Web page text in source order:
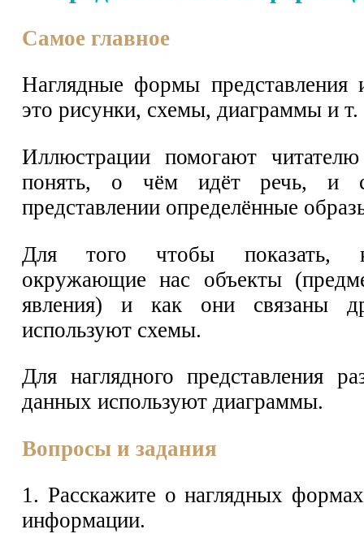
Самое главное
Наглядные формы
это рисунки, схемы, диаграммы и т.
Иллюстрации помогают
понять, о чём идёт речь, и
представлении определённые
Для того чтобы показать,
окружающие нас объекты
явления) и как они связаны
используют схемы.
Для наглядного представления
данных используют диаграммы.
Вопросы и задания
1. Расскажите о наглядных
информации.